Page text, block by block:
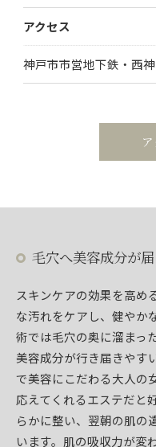
アクセス
神戸市市営地下鉄・西
毛穴へ美容成分が
スキンケアの効果を高め
な汚れをケアし、健やか
術では毛穴の奥に溜まっ
美容成分が行き届きやす
で美容にこだわる大人の
応えてくれるエステだと
らかに整い、翌朝の肌の
います。肌の吸収力が変